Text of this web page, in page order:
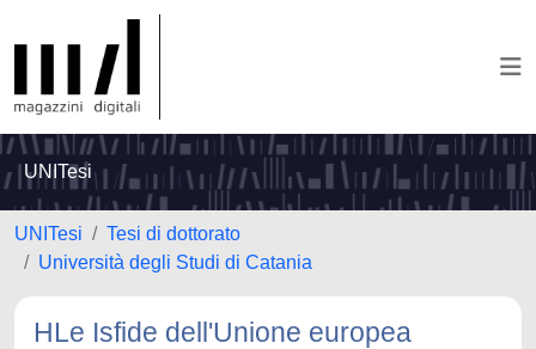
UNITesi
UNITesi
Tesi di dottorato
Università degli Studi di Catania
HLe Isfide dell'Unione europea